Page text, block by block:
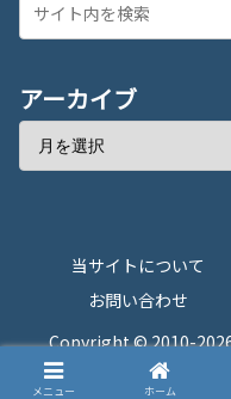
アーカイブ
当サイトについて
お問い合わせ
Copyright © 2010-
メニュー ホーム